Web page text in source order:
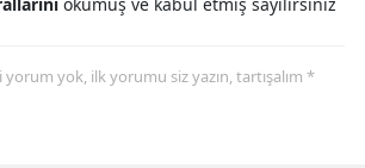
yok, ilk yorumu siz yazın, tartışalım *